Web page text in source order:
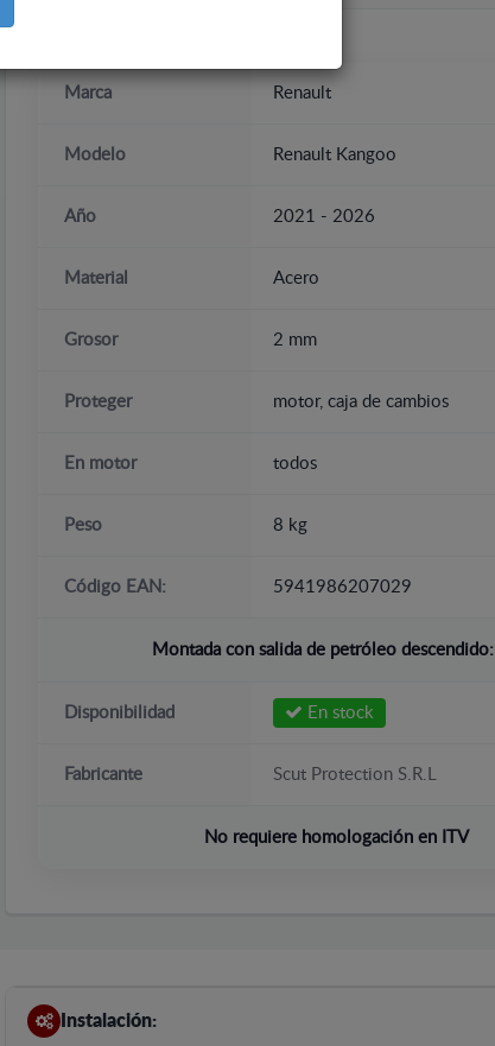
Marca Renault
Modelo Renault Kangoo
Año 2021 - 2026
Material Acero
Grosor 2 mm
Proteger motor, caja de cambios
En motor todos
Peso 8 kg
Código EAN: 5941986207029
Montada con salida de petróleo descendido:
Disponibilidad En stock
Fabricante Scut Protection S.R.L
No requiere homologación en ITV
Instalación: